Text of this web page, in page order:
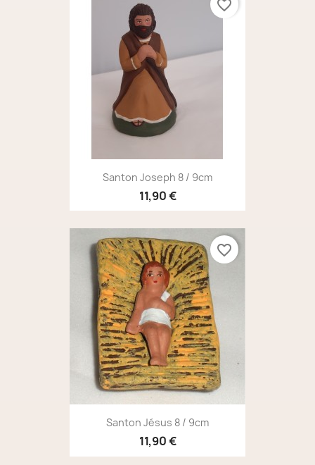
Santon Joseph 8 / 9cm
11,90 €
favorite_border
Santon Jésus 8 / 9cm
11,90 €
favorite_border